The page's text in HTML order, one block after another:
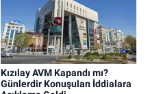
Kızılay AVM Kapandı mı?
Günlerdir Konuşulan İddialara